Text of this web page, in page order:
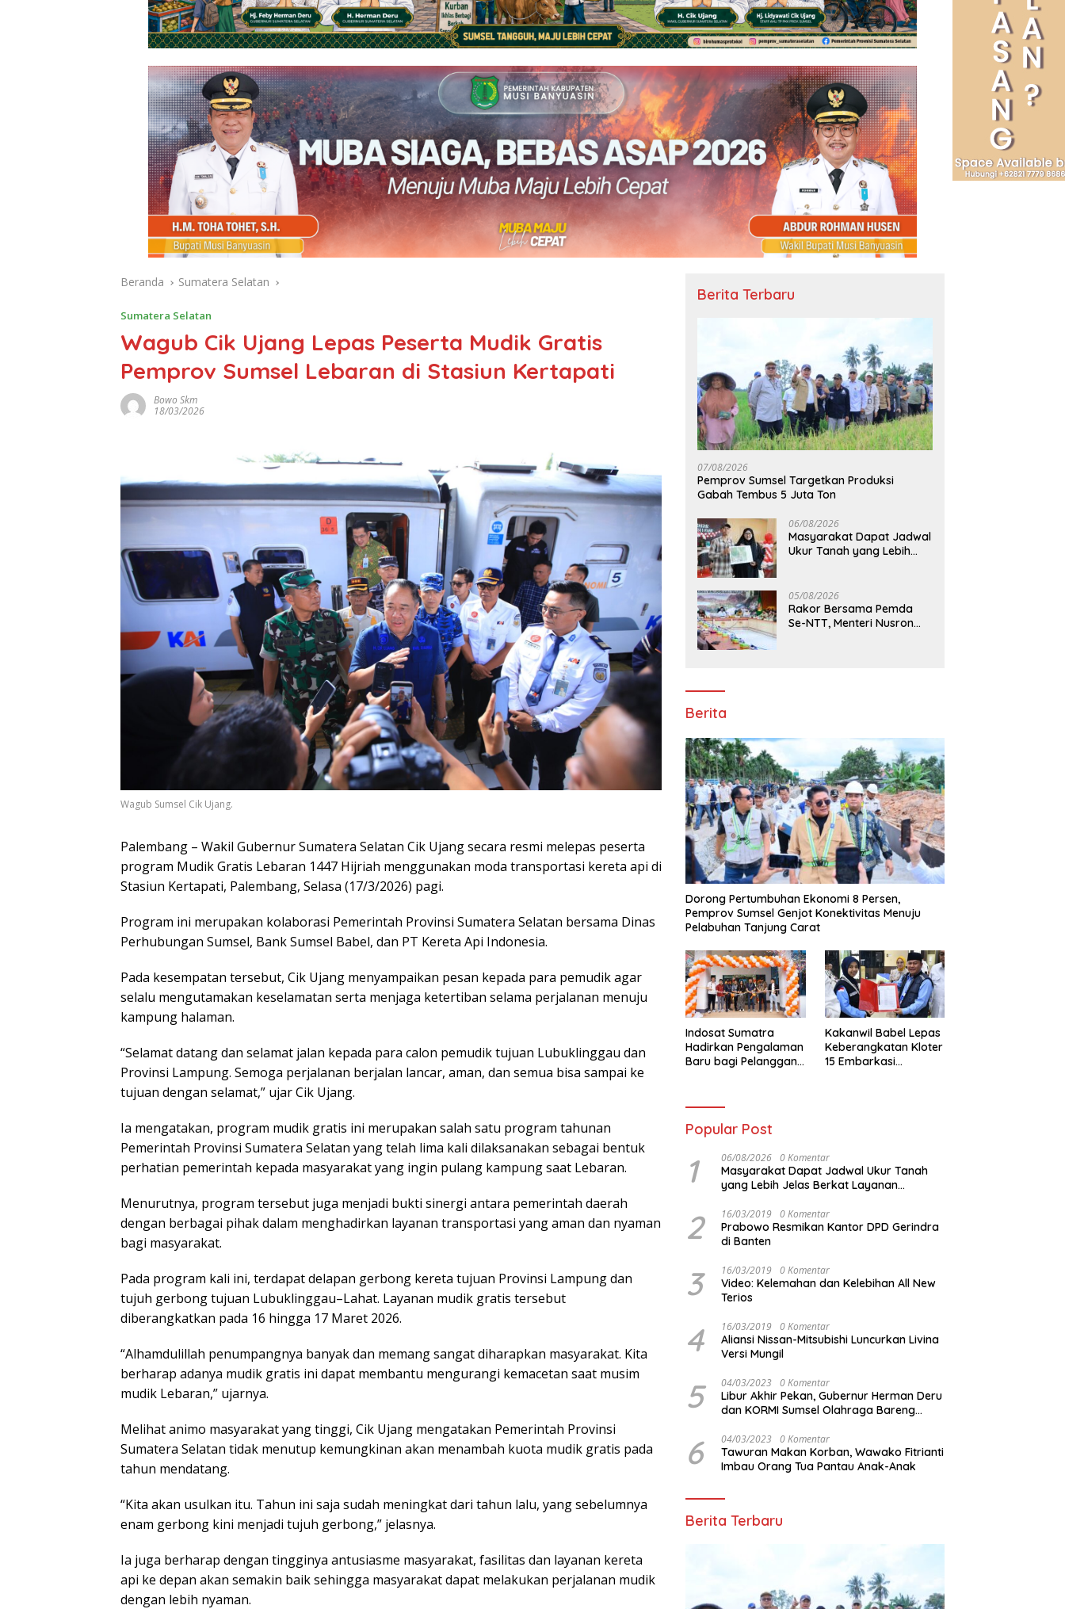
Beranda Sumatera Selatan
Sumatera Selatan
Wagub Cik Ujang Lepas Peserta Mudik Gratis
Pemprov Sumsel Lebaran di Stasiun Kertapati
Bowo Skm
18/03/2026
Wagub Sumsel Cik Ujang.
Palembang – Wakil Gubernur Sumatera Selatan Cik Ujang secara resmi melepas peserta
program Mudik Gratis Lebaran 1447 Hijriah menggunakan moda transportasi kereta api di
Stasiun Kertapati, Palembang, Selasa (17/3/2026) pagi.
Program ini merupakan kolaborasi Pemerintah Provinsi Sumatera Selatan bersama Dinas
Perhubungan Sumsel, Bank Sumsel Babel, dan PT Kereta Api Indonesia.
Pada kesempatan tersebut, Cik Ujang menyampaikan pesan kepada para pemudik agar
selalu mengutamakan keselamatan serta menjaga ketertiban selama perjalanan menuju
kampung halaman.
“Selamat datang dan selamat jalan kepada para calon pemudik tujuan Lubuklinggau dan
Provinsi Lampung. Semoga perjalanan berjalan lancar, aman, dan semua bisa sampai ke
tujuan dengan selamat,” ujar Cik Ujang.
Ia mengatakan, program mudik gratis ini merupakan salah satu program tahunan
Pemerintah Provinsi Sumatera Selatan yang telah lima kali dilaksanakan sebagai bentuk
perhatian pemerintah kepada masyarakat yang ingin pulang kampung saat Lebaran.
Menurutnya, program tersebut juga menjadi bukti sinergi antara pemerintah daerah
dengan berbagai pihak dalam menghadirkan layanan transportasi yang aman dan nyaman
bagi masyarakat.
Pada program kali ini, terdapat delapan gerbong kereta tujuan Provinsi Lampung dan
tujuh gerbong tujuan Lubuklinggau–Lahat. Layanan mudik gratis tersebut
diberangkatkan pada 16 hingga 17 Maret 2026.
“Alhamdulillah penumpangnya banyak dan memang sangat diharapkan masyarakat. Kita
berharap adanya mudik gratis ini dapat membantu mengurangi kemacetan saat musim
mudik Lebaran,” ujarnya.
Melihat animo masyarakat yang tinggi, Cik Ujang mengatakan Pemerintah Provinsi
Sumatera Selatan tidak menutup kemungkinan akan menambah kuota mudik gratis pada
tahun mendatang.
“Kita akan usulkan itu. Tahun ini saja sudah meningkat dari tahun lalu, yang sebelumnya
enam gerbong kini menjadi tujuh gerbong,” jelasnya.
Ia juga berharap dengan tingginya antusiasme masyarakat, fasilitas dan layanan kereta
api ke depan akan semakin baik sehingga masyarakat dapat melakukan perjalanan mudik
dengan lebih nyaman.
Berita Terbaru
07/08/2026
Pemprov Sumsel Targetkan Produksi
Gabah Tembus 5 Juta Ton
06/08/2026
Masyarakat Dapat Jadwal
Ukur Tanah yang Lebih
05/08/2026
Rakor Bersama Pemda
Se-NTT, Menteri Nusron
Berita
Dorong Pertumbuhan Ekonomi 8 Persen,
Pemprov Sumsel Genjot Konektivitas Menuju
Pelabuhan Tanjung Carat
Indosat Sumatra
Hadirkan Pengalaman
Baru bagi Pelanggan
Coffee
Kakanwil Babel Lepas
Keberangkatan Kloter
15 Embarkasi
Popular Post
1 06/08/2026 0 Komentar
Masyarakat Dapat Jadwal Ukur Tanah
yang Lebih Jelas Berkat Layanan
2 16/03/2019 0 Komentar
Prabowo Resmikan Kantor DPD Gerindra
di Banten
3 16/03/2019 0 Komentar
Video: Kelemahan dan Kelebihan All New
Terios
4 16/03/2019 0 Komentar
Aliansi Nissan-Mitsubishi Luncurkan Livina
Versi Mungil
5 04/03/2023 0 Komentar
Libur Akhir Pekan, Gubernur Herman Deru
dan KORMI Sumsel Olahraga Bareng
6 04/03/2023 0 Komentar
Tawuran Makan Korban, Wawako Fitrianti
Imbau Orang Tua Pantau Anak-Anak
Berita Terbaru